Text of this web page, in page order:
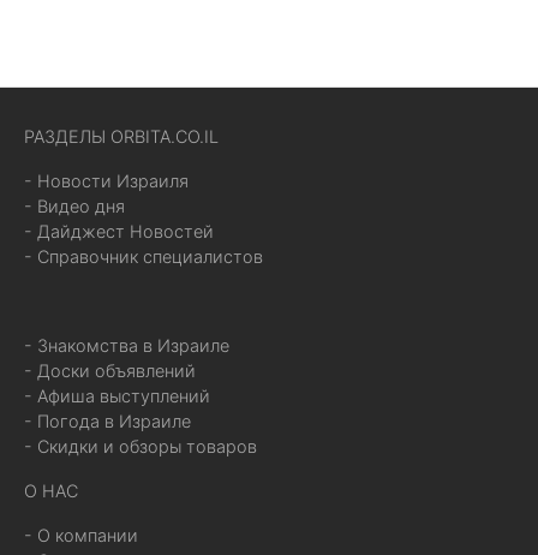
РАЗДЕЛЫ ORBITA.CO.IL
- Новости Израиля
- Видео дня
- Дайджест Новостей
- Справочник специалистов
- Знакомства в Израиле
- Доски объявлений
- Афиша выступлений
- Погода в Израиле
- Скидки и обзоры товаров
О НАС
- О компании